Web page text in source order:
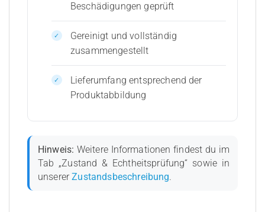
Beschädigungen geprüft
Gereinigt und vollständig
zusammengestellt
Lieferumfang entsprechend der
Produktabbildung
Hinweis: Weitere Informationen findest du im
Tab „Zustand & Echtheitsprüfung“ sowie in
unsererZustandsbeschreibung.